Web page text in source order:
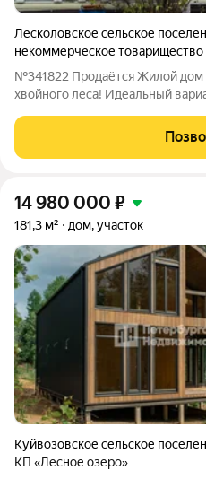
Лесколовское сельское
некоммерческое товарищество
№341822 Продаётся Жилой дом
хвойного леса! Идеальный
райским садом в уютном,
дача, а двухэтажный
14 980 000 ₽
181,3 м² дом, участок
Куйвозовское сельское
КП «Лесное озеро»